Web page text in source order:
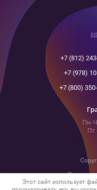
+7 (812)
+7 (978)
+7 (800)
Пн-
Пт
Политика
Этот сайт использует